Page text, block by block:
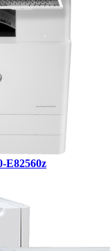
E82560z